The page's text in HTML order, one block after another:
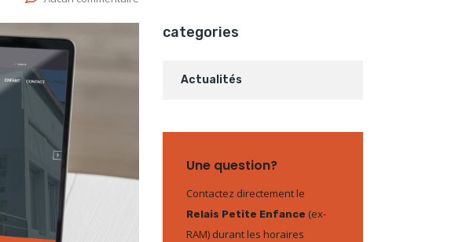
categories
Actualités
Une question?
Contactez directement le
Relais Petite Enfance (ex-
RAM) durant les horaires